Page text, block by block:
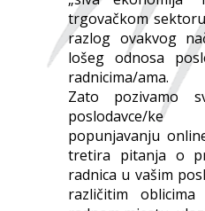
trgovačkom
razlog ovakvog
lošeg odnosa
radnicima/ama.
Zato pozivamo
poslodavce/
popunjavanju
tretira pitanja o
radnica u vašim
različitim